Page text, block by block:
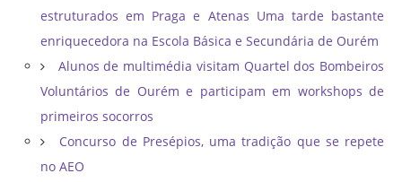
estruturados em Praga e Atenas Uma tarde bastante
enriquecedora na Escola Básica e Secundária de Ourém
Alunos de multimédia visitam Quartel dos Bombeiros
Voluntários de Ourém e participam em workshops de
primeiros socorros
Concurso de Presépios, uma tradição que se repete
no AEO